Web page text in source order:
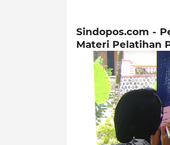
Sindopos.com -
Materi Pelatihan